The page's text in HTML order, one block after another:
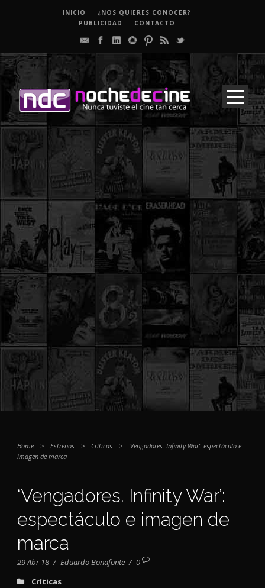
INICIO
¿NOS QUIERES CONOCER?
PUBLICIDAD
CONTACTO
Home > Estrenos > Críticas >
‘Vengadores. Infinity War’: espectáculo e
imagen de marca
‘Vengadores. Infinity War’:
espectáculo e imagen de
marca
29 Abr 18 / Eduardo Bonafonte / 0
Críticas